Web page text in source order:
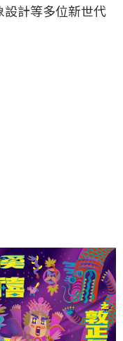
計等多位新世代